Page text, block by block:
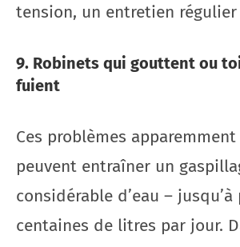
tension, un entretien
9. Robinets qui gouttent ou
fuient
Ces problèmes
peuvent entraîner un
considérable d’eau –
centaines de litres par jour.